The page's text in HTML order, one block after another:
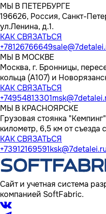
МЫ В ПЕТЕРБУРГЕ
196626, Россия, Санкт-
ул.Ленина, д.1.
КАК СВЯЗАТЬСЯ
+78126766649
МЫ В МОСКВЕ
Москва, г. Бронницы,
кольца (А107) и
КАК СВЯЗАТЬСЯ
+74954813301
МЫ В КРАСНОЯРСКЕ
Грузовая стоянка
километр, 6,5 км от съезда
КАК СВЯЗАТЬСЯ
+73912169591
Сайт и учетная система
компанией SoftFabric.